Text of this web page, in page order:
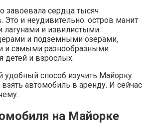
завоевала сердца тысяч
Это и неудивительно: остров манит
и извилистыми
и подземными озерами,
и самыми разнообразными
детей и взрослых.
способ изучить Майорку
автомобиль в аренду. И сейчас
на Майорке